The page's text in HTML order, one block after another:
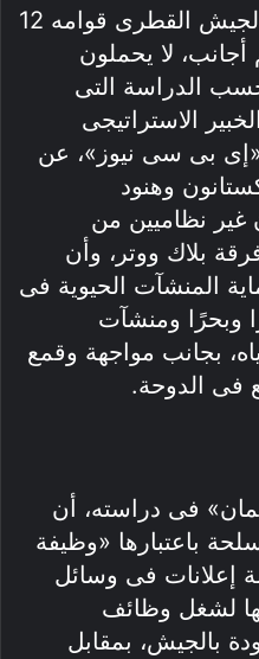
مع الوضع فى الاعتبار أن الجيش القطرى قوامه 12
فقط، %70 منهم أجانب، لا يحملون
الدراسة التى
الاستراتيجى
بى سى نيوز»، عن
وهنود
غير نظاميين من
بلاك ووتر، وأن
المنشآت الحيوية فى
وبحرًا ومنشآت
بجانب مواجهة وقمع
فى الدوحة.
فى دراسته، أن
باعتبارها «وظيفة
إعلانات فى وسائل
لشغل وظائف
بالجيش، بمقابل